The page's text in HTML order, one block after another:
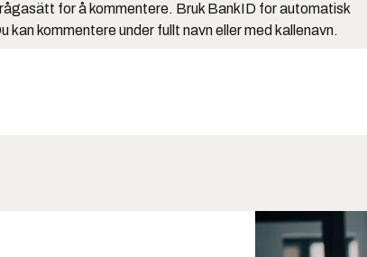
for å kommentere. Bruk BankID for automatisk
kan kommentere under fullt navn eller med kallenavn.